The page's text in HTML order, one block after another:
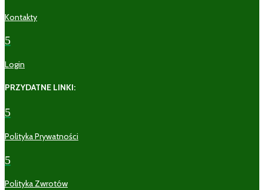
Kontakty
5
Login
PRZYDATNE LINKI:
5
Polityka Prywatności
5
Polityka Zwrotów